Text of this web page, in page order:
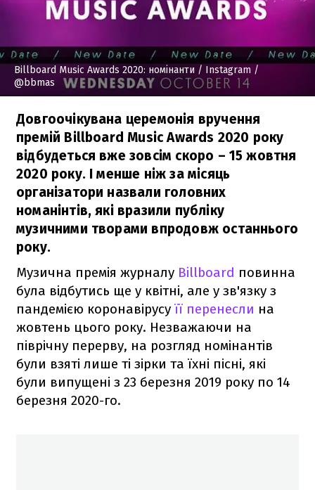
Billboard Music Awards 2020: номінанти / Instagram /
@bbmas
Довгоочікувана церемонія вручення
премій Billboard Music Awards 2020 року
відбудеться вже зовсім скоро – 15 жовтня
2020 року. І менше ніж за місяць
організатори назвали головних
номанінтів, які вразили публіку
музичними творами впродовж останнього
року.
Музична премія журналу Billboard повинна
була відбутись ще у квітні, але у зв'язку з
пандемією коронавірусу її перенесли на
жовтень цього року. Незважаючи на
піврічну перерву, на розгляд номінантів
були взяті лише ті зірки та їхні пісні, які
були випущені з 23 березня 2019 року по 14
березня 2020-го.